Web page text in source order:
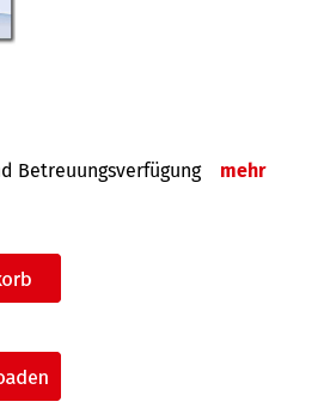
Betreuungsverfügung mehr